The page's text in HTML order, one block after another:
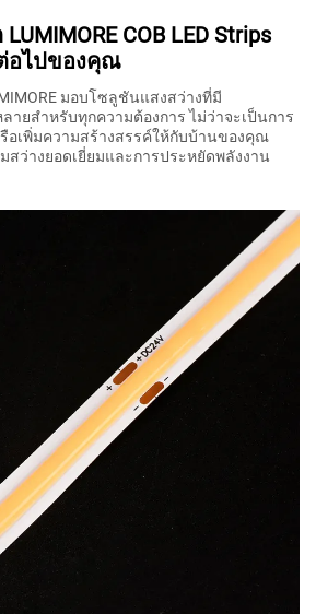
COB LED Strips
อไปของคุณ
มอบโซลูชันแสงสว่างที่มี
ยสำหรับทุกความต้องการ ไม่ว่าจะเป็นการ
เพิ่มความสร้างสรรค์ให้กับบ้านของคุณ
สว่างยอดเยี่ยมและการประหยัดพลังงาน